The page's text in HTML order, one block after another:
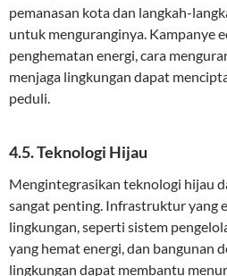
pemanasan kota dan langkah-
untuk menguranginya. Kampanye
penghematan energi, cara
menjaga lingkungan dapat
peduli.
4.5. Teknologi Hijau
Mengintegrasikan teknologi hijau
sangat penting. Infrastruktur yang
lingkungan, seperti sistem
yang hemat energi, dan bangunan
lingkungan dapat membantu